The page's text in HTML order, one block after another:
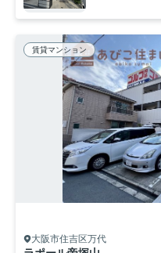
賃貸マンション
大阪市住吉区万代